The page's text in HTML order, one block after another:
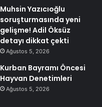
Muhsin Yazıcıoğlu
soruşturmasında yeni
gelişme! Adil Öksüz
detayı dikkat çekti
Ağustos 5, 2026
Kurban Bayramı Öncesi
Hayvan Denetimleri
Ağustos 5, 2026